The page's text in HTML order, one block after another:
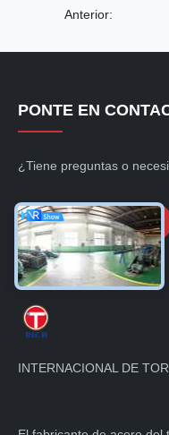
Anterior:
PONTE EN
¿Tiene preguntas o
Consultar ahora
INTERNACIONAL DE